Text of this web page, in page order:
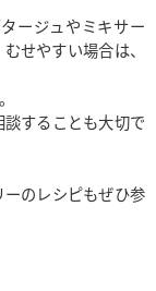
ージュやミキサー
せやすい場合は、
することも大切で
のレシピもぜひ参